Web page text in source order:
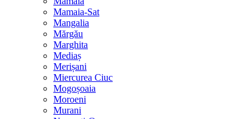
Mamaia-Sat
Mangalia
Mărgău
Marghita
Mediaș
Merișani
Miercurea Ciuc
Mogoșoaia
Moroeni
Murani